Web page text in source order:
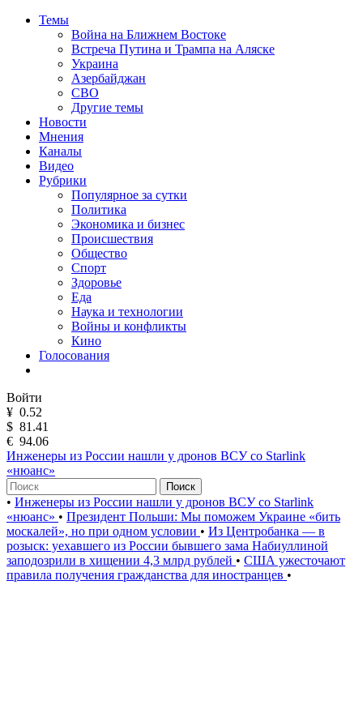
Темы
Война на Ближнем Востоке
Встреча Путина и Трампа на Аляске
Украина
Азербайджан
СВО
Другие темы
Новости
Мнения
Каналы
Видео
Рубрики
Популярное за сутки
Политика
Экономика и бизнес
Происшествия
Общество
Спорт
Здоровье
Еда
Наука и технологии
Войны и конфликты
Кино
Голосования
Войти
¥ 0.52
$ 81.41
€ 94.06
Инженеры из России нашли у дронов ВСУ со Starlink
«нюанс»
Поиск
• Инженеры из России нашли у дронов ВСУ со Starlink
«нюанс» • Президент Польши: Мы поможем Украине «бить
москалей», но при одном условии • Из Центробанка — в
розыск: уехавшего из России бывшего зама Набиуллиной
заподозрили в хищении 4,3 млрд рублей • США ужесточают
правила получения гражданства для иностранцев •